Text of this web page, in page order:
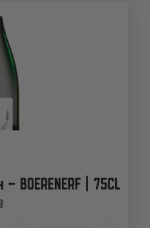
BOERENERF | 75CL